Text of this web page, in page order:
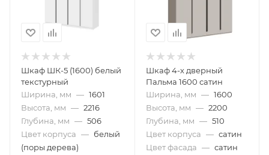
Шкаф ШК-5 (1600) белый
текстурный
Ширина, мм — 1601
Высота, мм — 2216
Глубина, мм — 506
Цвет корпуса — белый
(поры дерева)
Шкаф 4-х дверный
Пальма 1600 сатин
Ширина, мм — 1600
Высота, мм — 2200
Глубина, мм — 510
Цвет корпуса — сатин
Цвет фасада — сатин